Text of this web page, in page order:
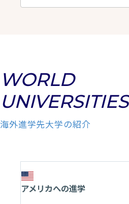
WORLD
UNIVERSITIES
海外進学先大学の紹介
アメリカへの進学